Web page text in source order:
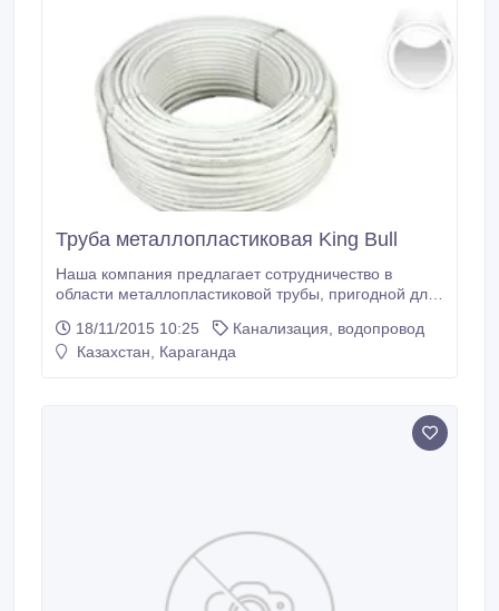
Труба металлопластиковая King Bull
Наша компания предлагает сотрудничество в
области металлопластиковой трубы, пригодной для
компании King Bull. Данная труба является
относительно инновационной в отрасли
18/11/2015 10:25
Канализация, водопровод
Казахстан, Караганда